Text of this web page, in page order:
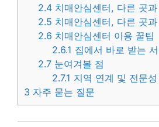
2.4 치매안심센터, 다른 곳
2.5 치매안심센터, 다른 곳
2.6 치매안심센터 이용 꿀팁
2.6.1 집에서 바로 받는
2.7 눈여겨볼 점
2.7.1 지역 연계 및 전문성
3 자주 묻는 질문